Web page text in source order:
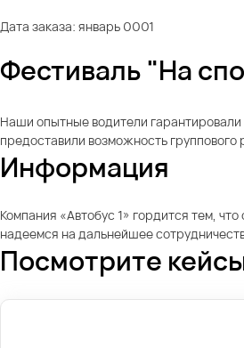
Дата заказа: январь 0001
Фестиваль "На
Наши опытные водители
предоставили возможность
Информация
Компания «Автобус 1» гордится тем,
надеемся на дальнейшее
Посмотрите